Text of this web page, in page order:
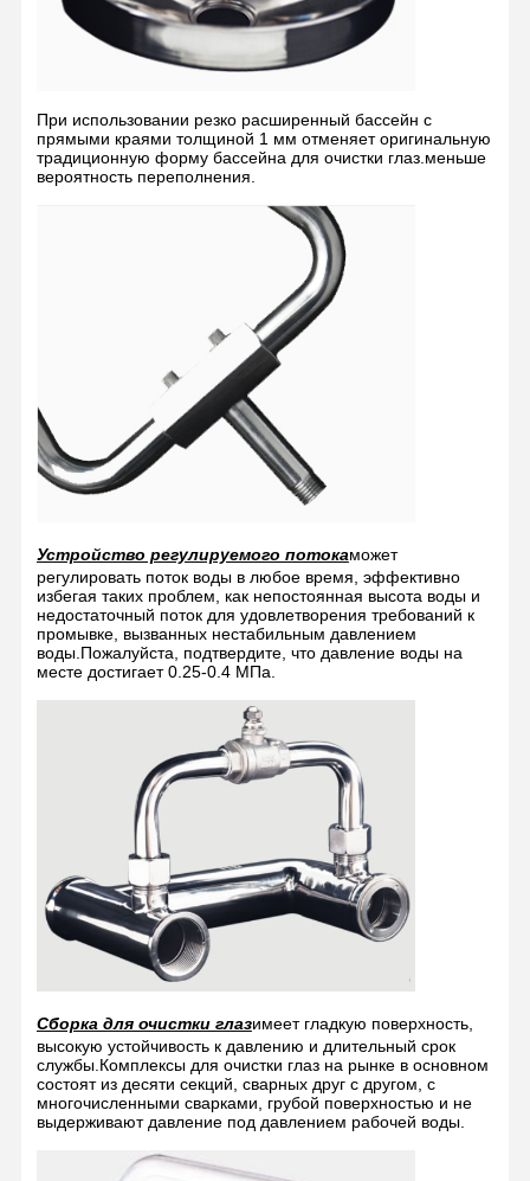
Закрытая станция очистки глаз
Противоморозный глазный промывальник
Настраиваемая глазная промывка
Заменные части для глазных промывок
При использовании резко расширенный бассейн с
прямыми краями толщиной 1 мм отменяет оригинальную
традиционную форму бассейна для очистки глаз.меньше
вероятность переполнения.
Устройство регулируемого потокаможет
регулировать поток воды в любое время, эффективно
избегая таких проблем, как непостоянная высота воды и
недостаточный поток для удовлетворения требований к
промывке, вызванных нестабильным давлением
воды.Пожалуйста, подтвердите, что давление воды на
месте достигает 0.25-0.4 МПа.
Сборка для очистки глазимеет гладкую поверхность,
высокую устойчивость к давлению и длительный срок
службы.Комплексы для очистки глаз на рынке в основном
состоят из десяти секций, сварных друг с другом, с
многочисленными сварками, грубой поверхностью и не
выдерживают давление под давлением рабочей воды.